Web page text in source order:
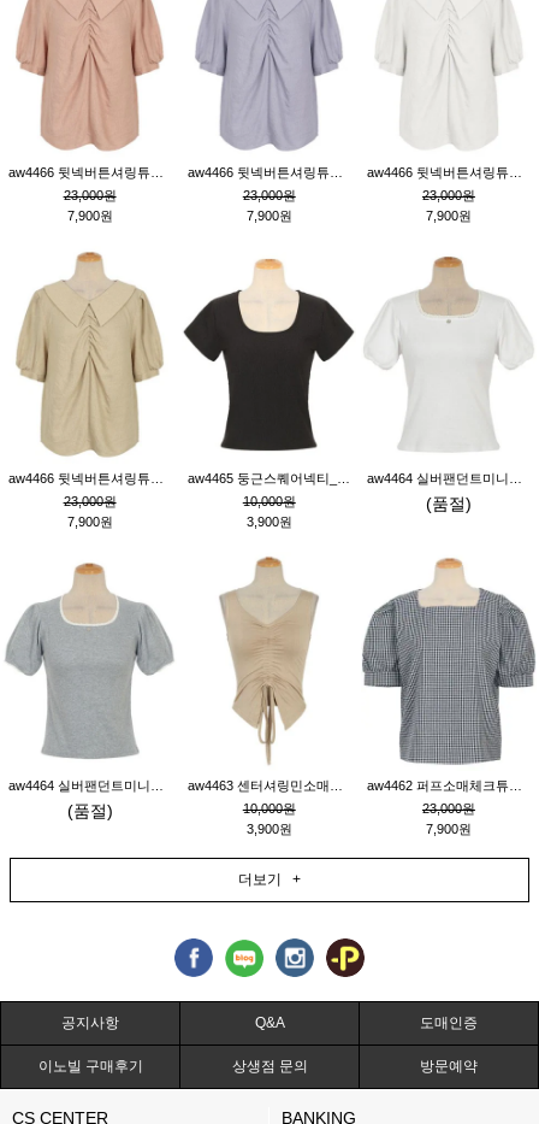
23,000원
7,900원
23,000원
7,900원
23,000원
7,900원
23,000원
7,900원
10,000원
3,900원
(품절)
(품절)
10,000원
3,900원
23,000원
7,900원
더보기 +
공지사항 Q&A 도매인증
이노빌 구매후기 상생점 문의 방문예약
CS CENTER BANKING